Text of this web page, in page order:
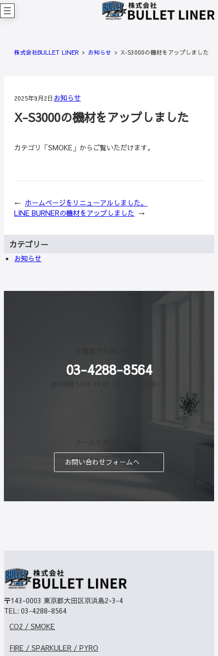
内
容
株式会社BULLET LINER お知らせ X-S3000の機材をアップしました
2025年9月2日 お知らせ
X-S3000の機材をアップしました
カテゴリ「SMOKE」からご覧いただけます。
← ホームページをリニューアルしました。
LINE BURNERの機材をアップしました →
カテゴリー
お知らせ
03-4288-8564
受付時間 10:30-18:00（土・日・祝日除く）
お問い合わせフォームへ
〒143-0003 東京都大田区京浜島2-3-4
TEL: 03-4288-8564
CO2 / SMOKE
FIRE / SPARKULER / PYRO